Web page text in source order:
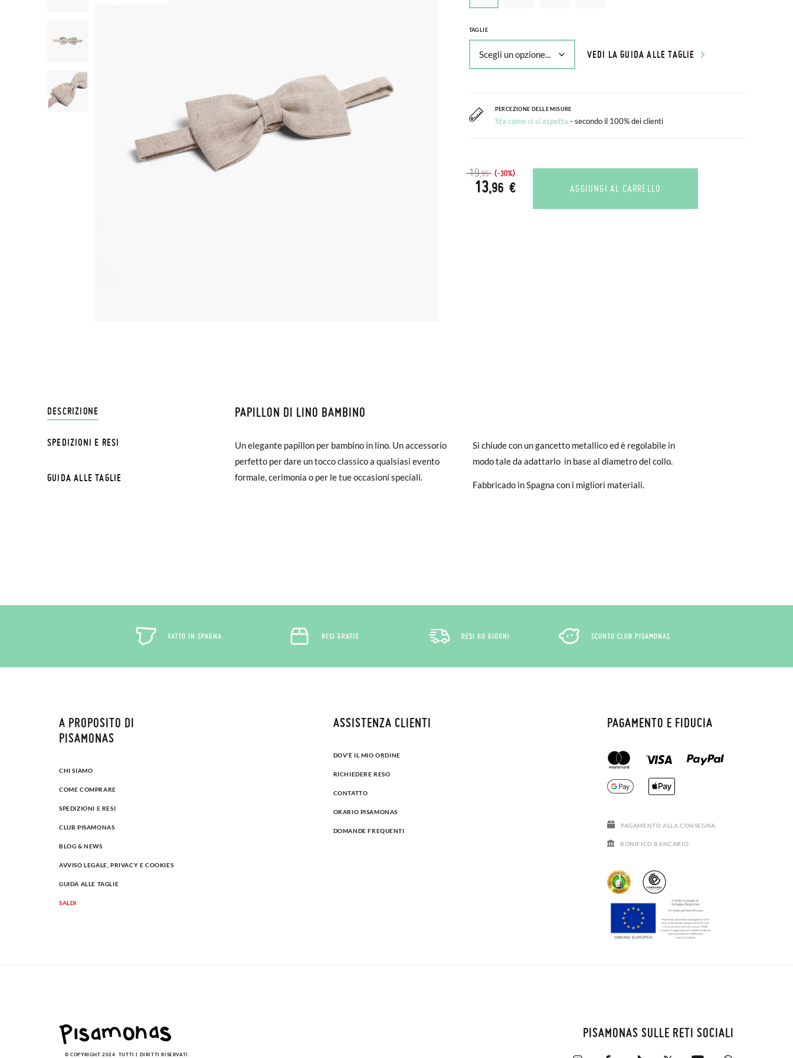
TAGLIE
VEDI LA GUIDA ALLE TAGLIE
PERCEZIONE DELLE MISURE
Sta come ci si aspetta - secondo il 100% dei clienti
19,95 (-30%)
13,96 € AGGIUNGI AL CARRELLO
DESCRIZIONE PAPILLON DI LINO BAMBINO
Un elegante papillon per bambino in lino. Un accessorio
perfetto per dare un tocco classico a qualsiasi evento
formale, cerimonia o per le tue occasioni speciali.
Si chiude con un gancetto metallico ed è regolabile in
modo tale da adattarlo in base al diametro del collo.
Fabbricado in Spagna con i migliori materiali.
SPEDIZIONI E RESI
SPEDIZIONI E RESI
Su Pisamonas la spedizione è gratuita a partire da 30 €. Per gli ordini inferiori a 30 €, la spedizione standard costa 3,95
€ e impiegherà da 4 a 5 giorni lavorativi per arrivare tramite corriere. Ti preghiamo di notare che l'ordine deve essere
effettuato prima delle 15:00, altrimenti verrà spedito il giorno successivo.
Per sostituire un articolo, ti preghiamo di restituire il paio originale utilizzando l'etichetta fornita presso qualsiasi
GUIDA ALLE TAGLIE
FATTO IN SPAGNA RESI GRATIS RESI 60 GIORNI SCONTO CLUB PISAMONAS
A PROPOSITO DI
PISAMONAS
CHI SIAMO
COME COMPRARE
SPEDIZIONI E RESI
CLUB PISAMONAS
BLOG & NEWS
AVVISO LEGALE, PRIVACY E COOKIES
GUIDA ALLE TAGLIE
SALDI
ASSISTENZA CLIENTI
DOV'È IL MIO ORDINE
RICHIEDERE RESO
CONTATTO
ORARIO PISAMONAS
DOMANDE FREQUENTI
PAGAMENTO E FIDUCIA
PAGAMENTO ALLA CONSEGNA
BONIFICO BANCARIO
© COPYRIGHT 2024. TUTTI I DIRITTI RISERVATI.
PISAMONAS SULLE RETI SOCIALI